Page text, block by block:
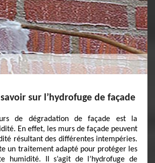
sur l’hydrofuge de façade
de dégradation de façade est la
En effet, les murs de façade peuvent
résultant des différentes intempéries.
un traitement adapté pour protéger les
humidité. Il s’agit de l’hydrofuge de